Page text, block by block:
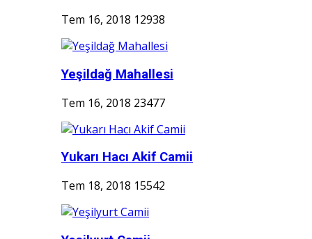
Tem 16, 2018 12938
Yeşildağ Mahallesi
Tem 16, 2018 23477
Yukarı Hacı Akif Camii
Tem 18, 2018 15542